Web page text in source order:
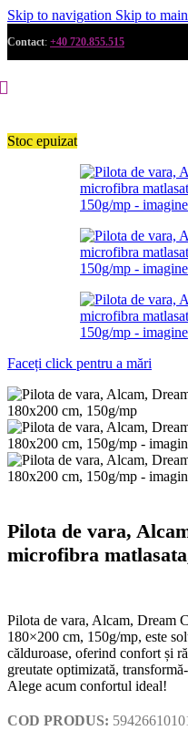
Skip to navigation Skip to
Contact: +40 720.855.515
Stoc epuizat
Faceți click pentru a mări
Pilota de vara,
microfibra
Pilota de vara, Alcam, Dream
180×200 cm, 150g/mp, este
călduroase, oferind confort și
greutate optimizată,
Alege acum confortul ideal!
COD PRODUS: